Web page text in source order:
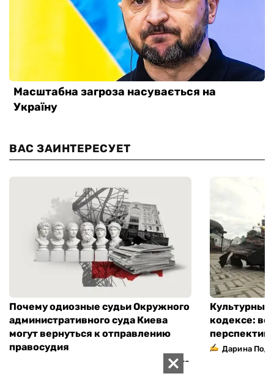
ВАС ЗАИНТЕРЕСУЕТ
Почему одиозные судьи Окружного
административного суда Киева
могут вернуться к отправлению
правосудия
Анастасия Кокалко
Культурный
кодексе:
Дарина